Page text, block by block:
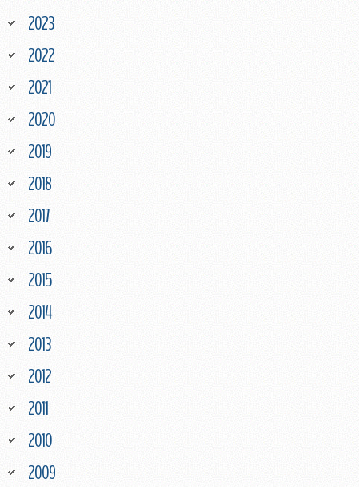
2023
2022
2021
2020
2019
2018
2017
2016
2015
2014
2013
2012
2011
2010
2009